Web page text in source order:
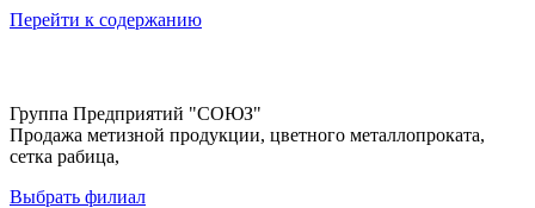
Перейти к содержанию
Группа Предприятий "СОЮЗ"
Продажа метизной продукции, цветного металлопроката,
сетка рабица,
Выбрать филиал